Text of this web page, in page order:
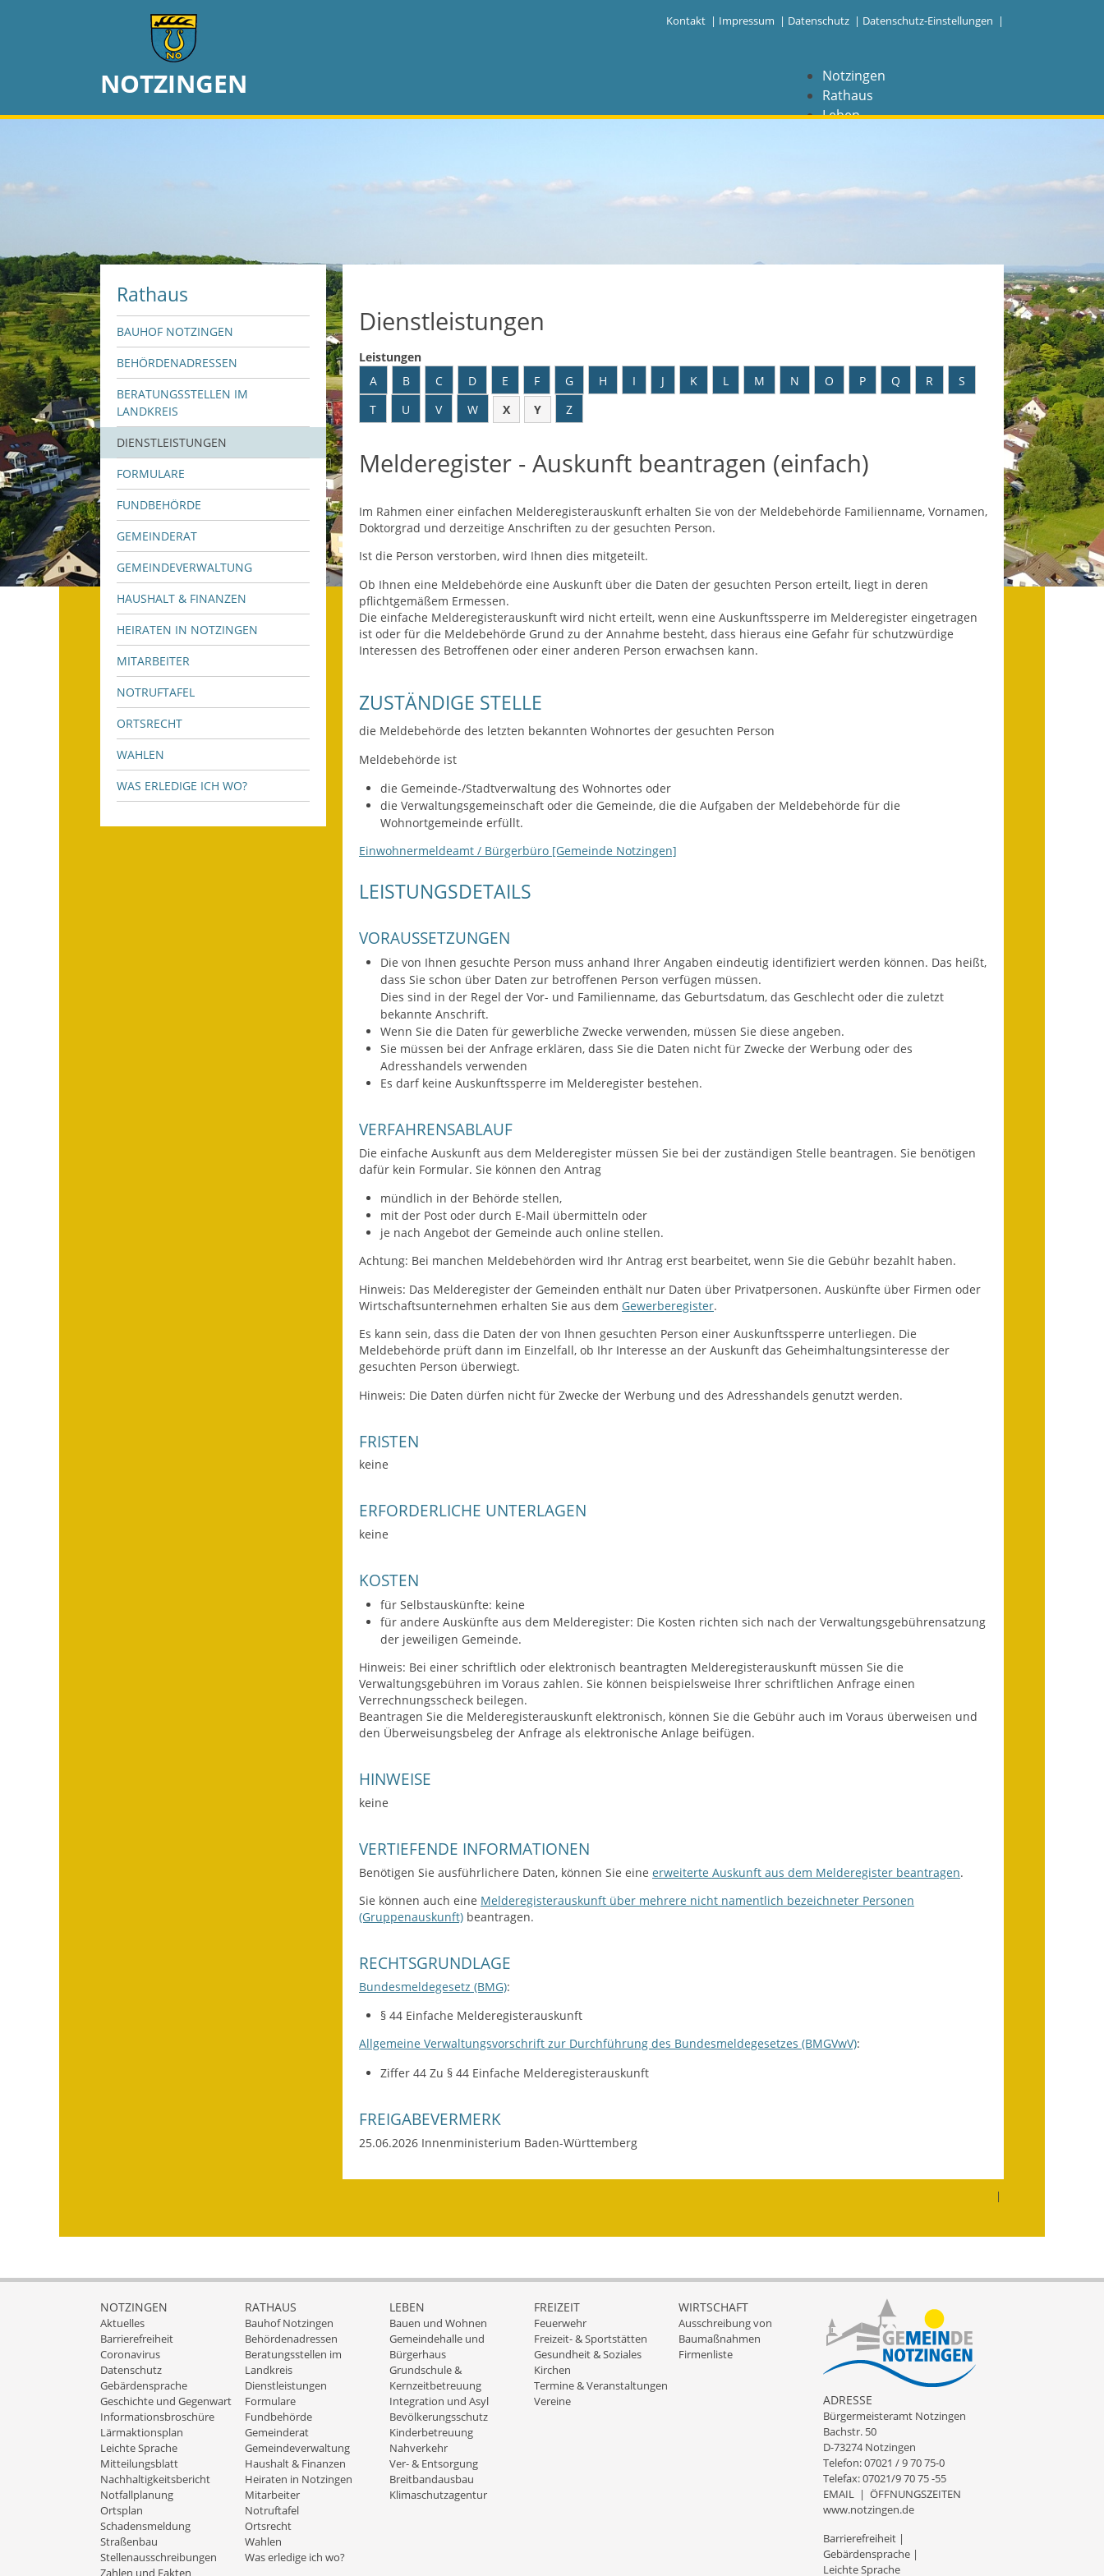
Kontakt | Impressum | Datenschutz | Datenschutz-Einstellungen |
NOTZINGEN
Notzingen
Rathaus
Leben
NAVIGATION
Datenschutz
Gebärdensprache
Geschichte und
wussten!
Wagner-Werkstatt
Kreisstraße
Bauhof Notzingen
Beratungsstellen im
Sitzungsberichte 2017
Sitzungsberichte 2018
Sitzungsberichte 2019
Getrennte
Ortsrecht
Bauen und Wohnen
Baugebiete & Bauplätze
Bauwasser/Wasser/Abwasser
Bebauungspläne
Bodenrichtwerte
Flächennutzungsplan
Gerätehütten
Rathaus
BAUHOF NOTZINGEN
BEHÖRDENADRESSEN
BERATUNGSSTELLEN IM
LANDKREIS
DIENSTLEISTUNGEN
FORMULARE
FUNDBEHÖRDE
GEMEINDERAT
GEMEINDEVERWALTUNG
HAUSHALT & FINANZEN
HEIRATEN IN NOTZINGEN
MITARBEITER
NOTRUFTAFEL
ORTSRECHT
WAHLEN
WAS ERLEDIGE ICH WO?
Dienstleistungen
Leistungen
A
B C D E F G H I J K L M N O P Q R
S
T
U V W X Y Z
Melderegister - Auskunft beantragen (einfach)
Im Rahmen einer einfachen Melderegisterauskunft erhalten Sie von der Meldebehörde Familienname, Vornamen,
Doktorgrad und derzeitige Anschriften zu der gesuchten Person.
Ist die Person verstorben, wird Ihnen dies mitgeteilt.
Ob Ihnen eine Meldebehörde eine Auskunft über die Daten der gesuchten Person erteilt, liegt in deren
pflichtgemäßem Ermessen.
Die einfache Melderegisterauskunft wird nicht erteilt, wenn eine Auskunftssperre im Melderegister eingetragen
ist oder für die Meldebehörde Grund zu der Annahme besteht, dass hieraus eine Gefahr für schutzwürdige
Interessen des Betroffenen oder einer anderen Person erwachsen kann.
ZUSTÄNDIGE STELLE
die Meldebehörde des letzten bekannten Wohnortes der gesuchten Person
Meldebehörde ist
die Gemeinde-/Stadtverwaltung des Wohnortes oder
die Verwaltungsgemeinschaft oder die Gemeinde, die die Aufgaben der Meldebehörde für die
Wohnortgemeinde erfüllt.
Einwohnermeldeamt / Bürgerbüro [Gemeinde Notzingen]
LEISTUNGSDETAILS
VORAUSSETZUNGEN
Die von Ihnen gesuchte Person muss anhand Ihrer Angaben eindeutig identifiziert werden können. Das heißt,
dass Sie schon über Daten zur betroffenen Person verfügen müssen.
Dies sind in der Regel der Vor- und Familienname, das Geburtsdatum, das Geschlecht oder die zuletzt
bekannte Anschrift.
Wenn Sie die Daten für gewerbliche Zwecke verwenden, müssen Sie diese angeben.
Sie müssen bei der Anfrage erklären, dass Sie die Daten nicht für Zwecke der Werbung oder des
Adresshandels verwenden
Es darf keine Auskunftssperre im Melderegister bestehen.
VERFAHRENSABLAUF
Die einfache Auskunft aus dem Melderegister müssen Sie bei der zuständigen Stelle beantragen. Sie benötigen
dafür kein Formular. Sie können den Antrag
mündlich in der Behörde stellen,
mit der Post oder durch E-Mail übermitteln oder
je nach Angebot der Gemeinde auch online stellen.
Achtung: Bei manchen Meldebehörden wird Ihr Antrag erst bearbeitet, wenn Sie die Gebühr bezahlt haben.
Hinweis: Das Melderegister der Gemeinden enthält nur Daten über Privatpersonen. Auskünfte über Firmen oder
Wirtschaftsunternehmen erhalten Sie aus dem Gewerberegister.
Es kann sein, dass die Daten der von Ihnen gesuchten Person einer Auskunftssperre unterliegen. Die
Meldebehörde prüft dann im Einzelfall, ob Ihr Interesse an der Auskunft das Geheimhaltungsinteresse der
gesuchten Person überwiegt.
Hinweis: Die Daten dürfen nicht für Zwecke der Werbung und des Adresshandels genutzt werden.
FRISTEN
keine
ERFORDERLICHE UNTERLAGEN
keine
KOSTEN
für Selbstauskünfte: keine
für andere Auskünfte aus dem Melderegister: Die Kosten richten sich nach der Verwaltungsgebührensatzung
der jeweiligen Gemeinde.
Hinweis: Bei einer schriftlich oder elektronisch beantragten Melderegisterauskunft müssen Sie die
Verwaltungsgebühren im Voraus zahlen. Sie können beispielsweise Ihrer schriftlichen Anfrage einen
Verrechnungsscheck beilegen.
Beantragen Sie die Melderegisterauskunft elektronisch, können Sie die Gebühr auch im Voraus überweisen und
den Überweisungsbeleg der Anfrage als elektronische Anlage beifügen.
HINWEISE
keine
VERTIEFENDE INFORMATIONEN
Benötigen Sie ausführlichere Daten, können Sie eine erweiterte Auskunft aus dem Melderegister beantragen.
Sie können auch eine Melderegisterauskunft über mehrere nicht namentlich bezeichneter Personen
(Gruppenauskunft) beantragen.
RECHTSGRUNDLAGE
Bundesmeldegesetz (BMG):
§ 44 Einfache Melderegisterauskunft
Allgemeine Verwaltungsvorschrift zur Durchführung des Bundesmeldegesetzes (BMGVwV):
Ziffer 44 Zu § 44 Einfache Melderegisterauskunft
FREIGABEVERMERK
25.06.2026 Innenministerium Baden-Württemberg
|
NOTZINGEN
Aktuelles
Barrierefreiheit
Coronavirus
Datenschutz
Gebärdensprache
Geschichte und Gegenwart
Informationsbroschüre
Lärmaktionsplan
Leichte Sprache
Mitteilungsblatt
Nachhaltigkeitsbericht
Notfallplanung
Ortsplan
Schadensmeldung
Straßenbau
Stellenausschreibungen
Zahlen und Fakten
RATHAUS
Bauhof Notzingen
Behördenadressen
Beratungsstellen im
Landkreis
Dienstleistungen
Formulare
Fundbehörde
Gemeinderat
Gemeindeverwaltung
Haushalt & Finanzen
Heiraten in Notzingen
Mitarbeiter
Notruftafel
Ortsrecht
Wahlen
Was erledige ich wo?
LEBEN
Bauen und Wohnen
Gemeindehalle und
Bürgerhaus
Grundschule &
Kernzeitbetreuung
Integration und Asyl
Bevölkerungsschutz
Kinderbetreuung
Nahverkehr
Ver- & Entsorgung
Breitbandausbau
Klimaschutzagentur
FREIZEIT
Feuerwehr
Freizeit- & Sportstätten
Gesundheit & Soziales
Kirchen
Termine & Veranstaltungen
Vereine
WIRTSCHAFT
Ausschreibung von
Baumaßnahmen
Firmenliste
ADRESSE
Bürgermeisteramt Notzingen
Bachstr. 50
D-73274 Notzingen
Telefon: 07021 / 9 70 75-0
Telefax: 07021/9 70 75 -55
EMAIL | ÖFFNUNGSZEITEN
www.notzingen.de
Barrierefreiheit |
Gebärdensprache |
Leichte Sprache